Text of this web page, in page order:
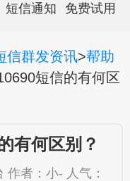
短信通知 免费试用
信群发资讯>帮助
短信的有何区
有何区别？
者：小- 人气：